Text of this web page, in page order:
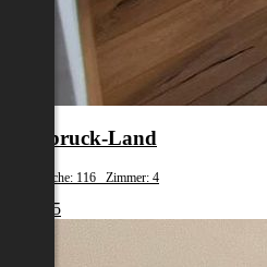
Innsbruck-Land
Wohnfläche: 116 Zimmer: 4
€ 1.945